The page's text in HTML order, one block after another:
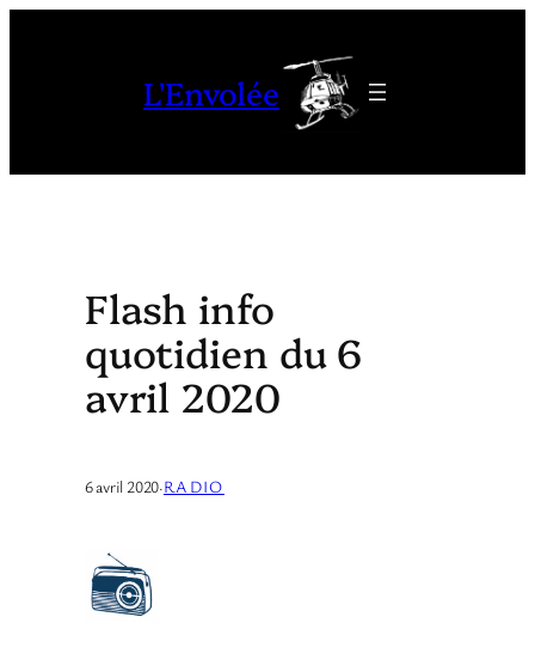
L'Envolée
Flash info
quotidien du 6
avril 2020
6 avril 2020·RADIO